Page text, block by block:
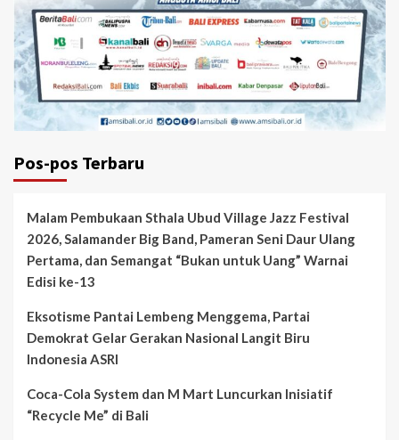
Pos-pos Terbaru
Malam Pembukaan Sthala Ubud Village Jazz Festival
2026, Salamander Big Band, Pameran Seni Daur Ulang
Pertama, dan Semangat “Bukan untuk Uang” Warnai
Edisi ke-13
Eksotisme Pantai Lembeng Menggema, Partai
Demokrat Gelar Gerakan Nasional Langit Biru
Indonesia ASRI
Coca-Cola System dan M Mart Luncurkan Inisiatif
“Recycle Me” di Bali